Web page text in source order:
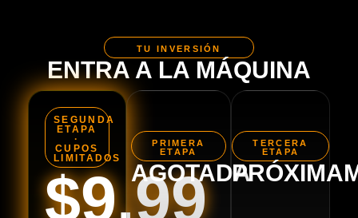
TU INVERSIÓN
ENTRA A LA MÁQUINA
SEGUNDA
ETAPA
·
CUPOS
LIMITADOS
$9.99
PRIMERA
ETAPA
AGOTADA
TERCERA
ETAPA